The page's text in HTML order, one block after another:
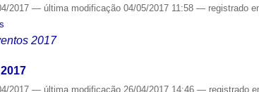
2017— última modificação 04/05/2017 11:58— registrado
2017
2017— última modificação 26/04/2017 14:46— registrado